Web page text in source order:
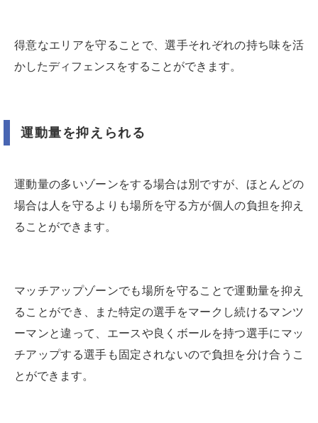
得意なエリアを守ることで、選手それぞれの持ち味を活
かしたディフェンスをすることができます。
運動量を抑えられる
運動量の多いゾーンをする場合は別ですが、ほとんどの
場合は人を守るよりも場所を守る方が個人の負担を抑え
ることができます。
マッチアップゾーンでも場所を守ることで運動量を抑え
ることができ、また特定の選手をマークし続けるマンツ
ーマンと違って、エースや良くボールを持つ選手にマッ
チアップする選手も固定されないので負担を分け合うこ
とができます。